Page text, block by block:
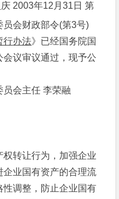
2003年12月31日 第
员会财政部令(第3号)
行办法》已经国务院国
议审议通过，现予公
会主任 李荣融
转让行为，加强企业
企业国有资产的合理流
调整，防止企业国有